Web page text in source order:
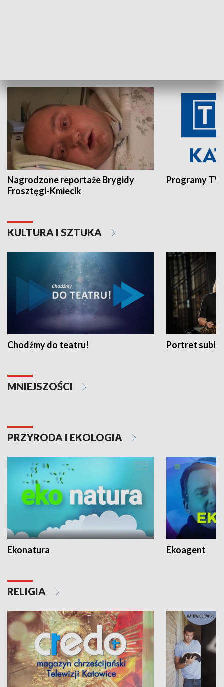
Nagrodzone reportaże Brygidy
Frosztęgi-Kmiecik
Programy
KULTURA I SZTUKA
Chodźmy do teatru! Portret
MNIEJSZOŚCI
PRZYRODA I EKOLOGIA
Ekonatura Ekoagent
RELIGIA